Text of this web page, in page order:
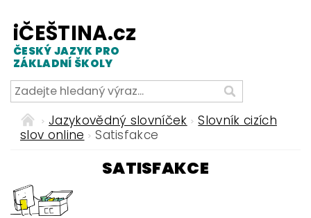
iČEŠTINA.cz
ČESKÝ JAZYK PRO
ZÁKLADNÍ ŠKOLY
Jazykovědný slovníček
Slovník cizích
slov online
Satisfakce
SATISFAKCE